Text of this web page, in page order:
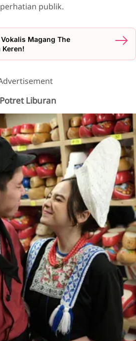
publik.
Magang The
Keren!
Liburan